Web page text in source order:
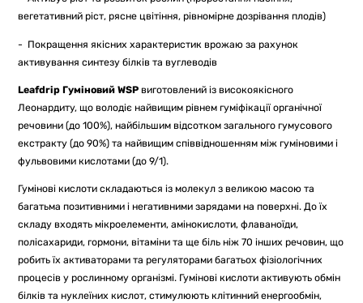
вегетативний ріст, рясне цвітіння, рівномірне дозрівання плодів)
- Покращення якісних характеристик врожаю за рахунок
активування синтезу білків та вуглеводів
Leafdrip Гуміновий WSP виготовлений із високоякісного
Леонардиту, що володіє найвищим рівнем гуміфікації органічної
речовини (до 100%), найбільшим відсотком загального гумусового
екстракту (до 90%) та найвищим співвідношенням між гуміновими і
фульвовими кислотами (до 9/1).
Гумінові кислоти складаються із молекул з великою масою та
багатьма позитивними і негативними зарядами на поверхні. До їх
складу входять мікроелементи, амінокислоти, флаваноїди,
полісахариди, гормони, вітаміни та ще біль ніж 70 інших речовин, що
робить їх активаторами та регуляторами багатьох фізіологічних
процесів у рослинному організмі. Гумінові кислоти активують обмін
білків та нуклеїних кислот, стимулюють клітинний енергообмін,